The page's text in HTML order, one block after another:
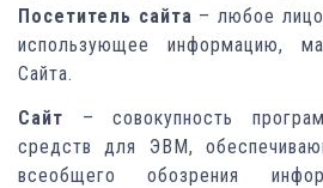
Посетитель сайта – любое
использующее информацию,
Сайта.
Сайт – совокупность
средств для ЭВМ,
всеобщего обозрения